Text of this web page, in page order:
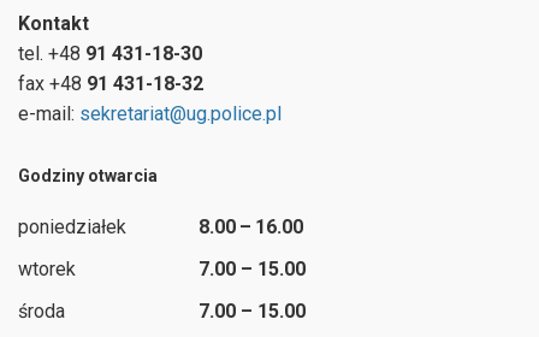
Kontakt
tel. +48 91 431-18-30
fax +48 91 431-18-32
e-mail: sekretariat@ug.police.pl
Godziny otwarcia
poniedziałek
8.00 – 16.00
wtorek
7.00 – 15.00
środa
7.00 – 15.00